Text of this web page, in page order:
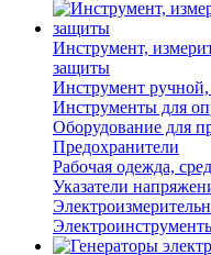
Инструмент,
защиты
Инструмент ручной,
Инструменты для
Оборудование для
Предохранители
Рабочая одежда,
Указатели